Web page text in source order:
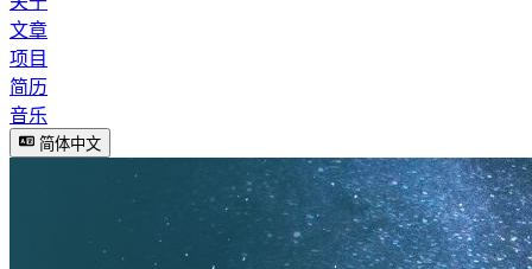
文章
项目
简历
音乐
简体中文